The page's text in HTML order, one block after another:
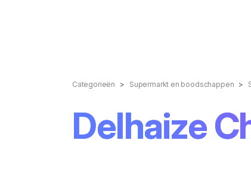
Categorieën Supermarkt en boodschappen
Delhaize